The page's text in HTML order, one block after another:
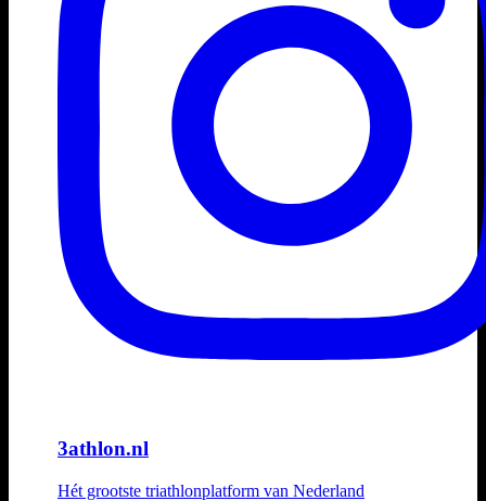
3athlon.nl
Hét grootste triathlonplatform van Nederland